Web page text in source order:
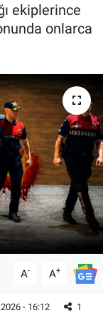
ekiplerince
onlarca
A- A+
- 16:12
1